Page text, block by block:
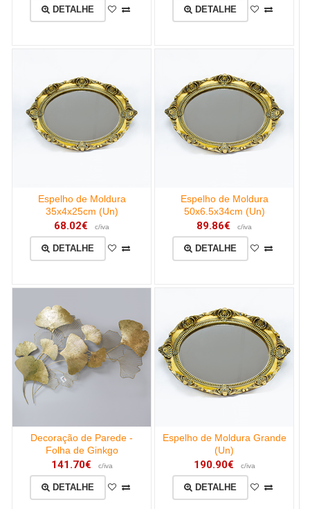
DETALHE DETALHE
Espelho de Moldura
35x4x25cm (Un)
68.02€ c/iva
DETALHE
Espelho de Moldura
50x6.5x34cm (Un)
89.86€ c/iva
DETALHE
Decoração de Parede -
Folha de Ginkgo
141.70€ c/iva
DETALHE
Espelho de Moldura Grande
(Un)
190.90€ c/iva
DETALHE